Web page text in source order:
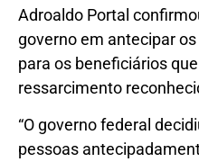
Adroaldo Portal
governo em antecipar
para os beneficiários
ressarcimento
“O governo federal
pessoas